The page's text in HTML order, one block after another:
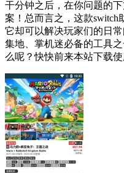
干分钟之后，在你问题的
案！总而言之，这款switch
它却可以解决玩家们的日
集地、掌机迷必备的工具
么呢？快快前来本站下载使